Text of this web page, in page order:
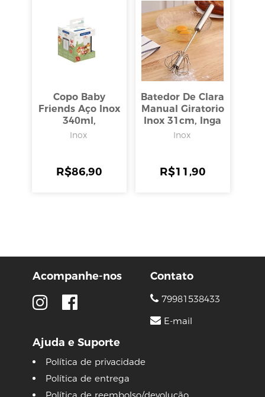
Copo Baby
Friends Aço Inox
340ml,
Tramontina
Inox
R$86,90
Batedor De Clara
Manual Giratorio
Inox 31cm, Inga
Inox
R$11,90
Acompanhe-nos
Ajuda e Suporte
Política de privacidade
Política de entrega
Contato
79981538433
E-mail